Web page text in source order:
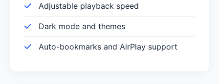
Adjustable playback speed
Dark mode and themes
Auto-bookmarks and AirPlay support